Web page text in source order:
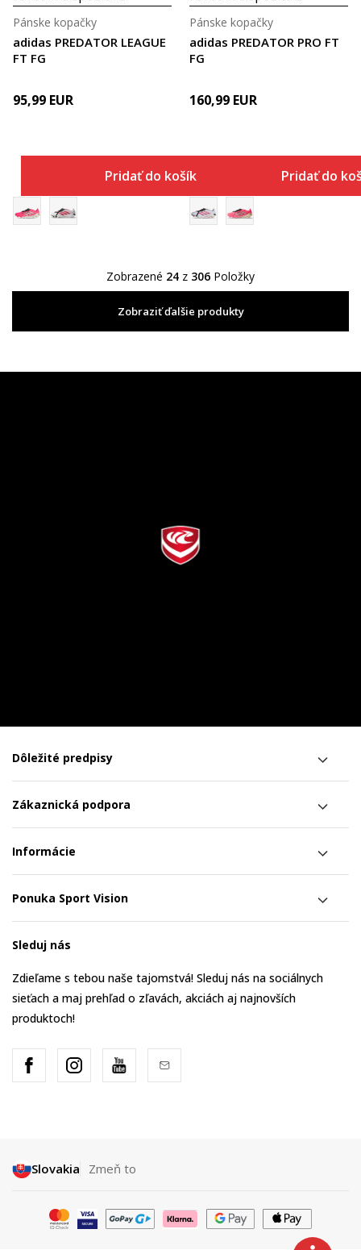
adidas PREDATOR LEAGUE
FT FG
Pánske kopačky
95,99 EUR
Pridať do košíka
adidas PREDATOR PRO FT
FG
Pánske kopačky
160,99 EUR
Pridať do
Zobrazené 24 z 306 Položky
Zobraziť ďalšie produkty
Dôležité predpisy
Zákaznická podpora
Informácie
Ponuka Sport Vision
Sleduj nás
Zdieľame s tebou naše tajomstvá! Sleduj nás na sociálnych
sieťach a maj prehľad o zľavách, akciách aj najnovších
produktoch!
Slovakia Zmeň to